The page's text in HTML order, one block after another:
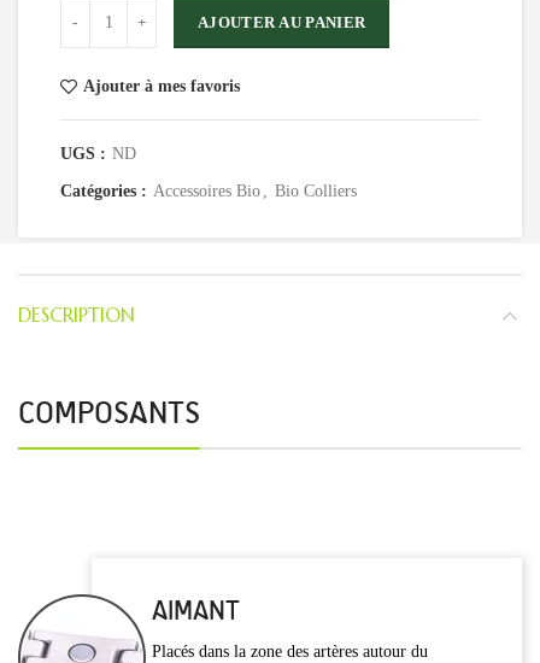
AJOUTER AU PANIER
Ajouter à mes favoris
UGS : ND
Catégories : Accessoires Bio , Bio Colliers
DESCRIPTION
COMPOSANTS
AIMANT
Placés dans la zone des artères autour du